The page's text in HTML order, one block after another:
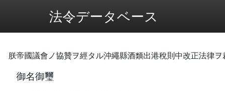
法令データベース
朕帝國議會ノ協贊ヲ經タル沖繩縣酒類出港稅則中改正法律
御名御璽